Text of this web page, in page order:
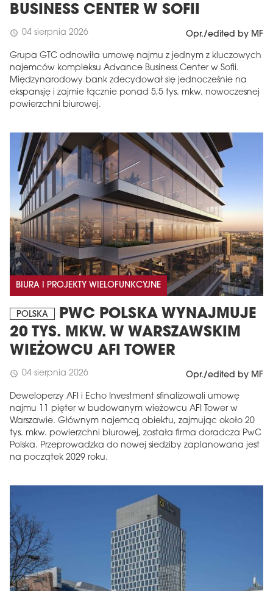
BUSINESS CENTER W SOFII
schedule 04 sierpnia 2026 Opr./edited by MF
Grupa GTC odnowiła umowę najmu z jednym z kluczowych
najemców kompleksu Advance Business Center w Sofii.
Międzynarodowy bank zdecydował się jednocześnie na
ekspansję i zajmie łącznie ponad 5,5 tys. mkw. nowoczesnej
powierzchni biurowej.
BIURA I PROJEKTY WIELOFUNKCYJNE
POLSKA
PWC POLSKA WYNAJMUJE
20 TYS. MKW. W WARSZAWSKIM
WIEŻOWCU AFI TOWER
schedule 04 sierpnia 2026 Opr./edited by MF
Deweloperzy AFI i Echo Investment sfinalizowali umowę
najmu 11 pięter w budowanym wieżowcu AFI Tower w
Warszawie. Głównym najemcą obiektu, zajmując około 20
tys. mkw. powierzchni biurowej, została firma doradcza PwC
Polska. Przeprowadzka do nowej siedziby zaplanowana jest
na początek 2029 roku.